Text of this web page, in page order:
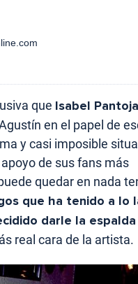
que Isabel Pantoja
en el papel de
y casi imposible
de sus fans más
quedar en nada
que ha tenido a lo
darle la
real cara de la artista.